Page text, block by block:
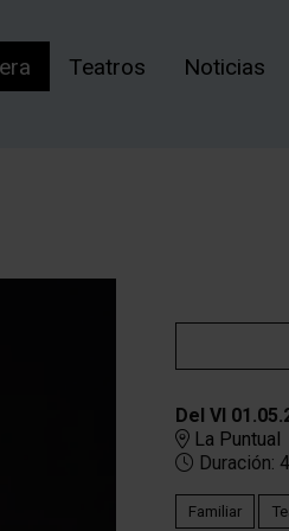
Teatros Noticias
Del VI
La Puntual
Duración:
Familiar